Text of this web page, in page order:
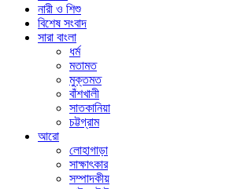
নারী ও শিশু
বিশেষ সংবাদ
সারা বাংলা
ধর্ম
মতামত
মুক্তমত
বাঁশখালী
সাতকানিয়া
চট্টগ্রাম
আরো
লোহাগাড়া
সাক্ষাৎকার
সম্পাদকীয়